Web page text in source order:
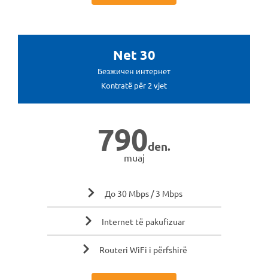
Net 30
Безжичен интернет
Kontratë për 2 vjet
790den.
muaj
До 30 Mbps / 3 Mbps
Internet të pakufizuar
Routeri WiFi i përfshirë